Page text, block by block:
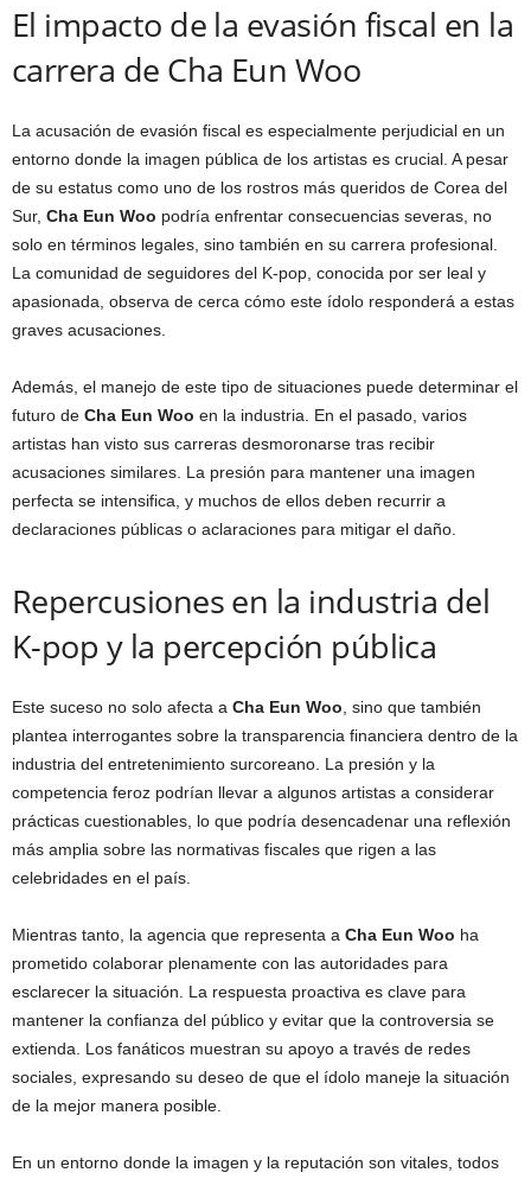
El impacto de la evasión fiscal en la
carrera de Cha Eun Woo
La acusación de evasión fiscal es especialmente perjudicial en un
entorno donde la imagen pública de los artistas es crucial. A pesar
de su estatus como uno de los rostros más queridos de Corea del
Sur, Cha Eun Woo podría enfrentar consecuencias severas, no
solo en términos legales, sino también en su carrera profesional.
La comunidad de seguidores del K-pop, conocida por ser leal y
apasionada, observa de cerca cómo este ídolo responderá a estas
graves acusaciones.
Además, el manejo de este tipo de situaciones puede determinar el
futuro de Cha Eun Woo en la industria. En el pasado, varios
artistas han visto sus carreras desmoronarse tras recibir
acusaciones similares. La presión para mantener una imagen
perfecta se intensifica, y muchos de ellos deben recurrir a
declaraciones públicas o aclaraciones para mitigar el daño.
Repercusiones en la industria del
K-pop y la percepción pública
Este suceso no solo afecta a Cha Eun Woo , sino que también
plantea interrogantes sobre la transparencia financiera dentro de la
industria del entretenimiento surcoreano. La presión y la
competencia feroz podrían llevar a algunos artistas a considerar
prácticas cuestionables, lo que podría desencadenar una reflexión
más amplia sobre las normativas fiscales que rigen a las
celebridades en el país.
Mientras tanto, la agencia que representa a Cha Eun Woo ha
prometido colaborar plenamente con las autoridades para
esclarecer la situación. La respuesta proactiva es clave para
mantener la confianza del público y evitar que la controversia se
extienda. Los fanáticos muestran su apoyo a través de redes
sociales, expresando su deseo de que el ídolo maneje la situación
de la mejor manera posible.
En un entorno donde la imagen y la reputación son vitales, todos